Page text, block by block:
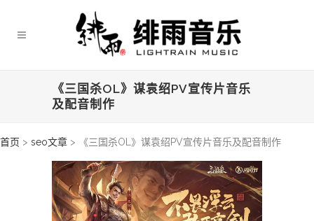
《三国杀OL》谋袁绍PV宣传片音乐
及配音制作
首页 > seo文章 > 《三国杀OL》谋袁绍PV宣传片音乐及配音制作